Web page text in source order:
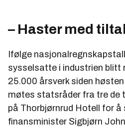
– Haster med
Ifølge
sysselsatte i industrien blitt
25.000 årsverk siden
møtes statsråder fra tre de
på Thorbjørnrud Hotell for å
finansminister Sigbjørn